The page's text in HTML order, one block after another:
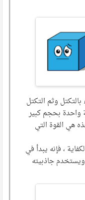
وثم التكتل
واحدة بحجم كبير
هي القوة التي
، فإنه يبدأ في
جاذبيته